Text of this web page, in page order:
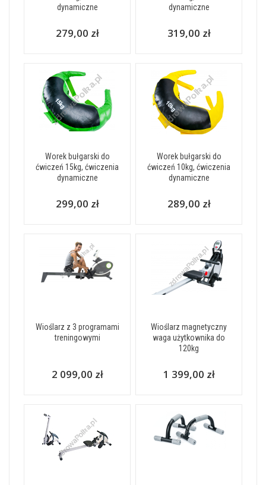
dynamiczne
279,00 zł
dynamiczne
319,00 zł
Worek bułgarski do
ćwiczeń 15kg, ćwiczenia
dynamiczne
299,00 zł
Worek bułgarski do
ćwiczeń 10kg, ćwiczenia
dynamiczne
289,00 zł
Wioślarz z 3 programami
treningowymi
2 099,00 zł
Wioślarz magnetyczny
waga użytkownika do
120kg
1 399,00 zł